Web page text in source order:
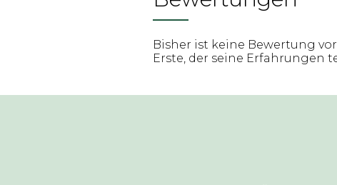
Bisher ist keine Bewertung
Erste, der seine Erfahrungen